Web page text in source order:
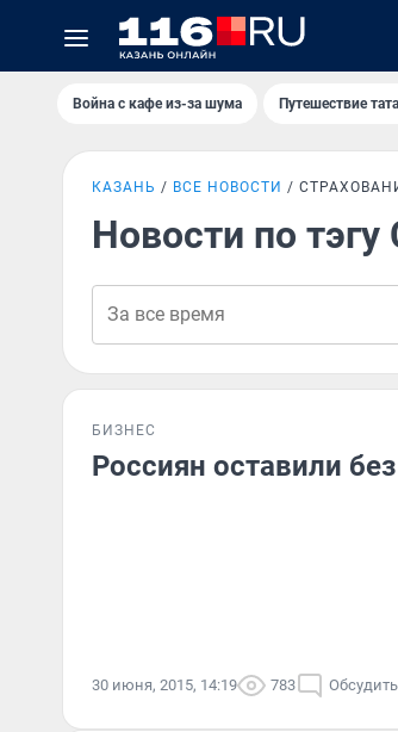
Война с кафе из-за шума Путешествие
КАЗАНЬ ВСЕ НОВОСТИ
Новости по
БИЗНЕС
Россиян оставили
30 июня, 2015, 14:19 783 Обсудить